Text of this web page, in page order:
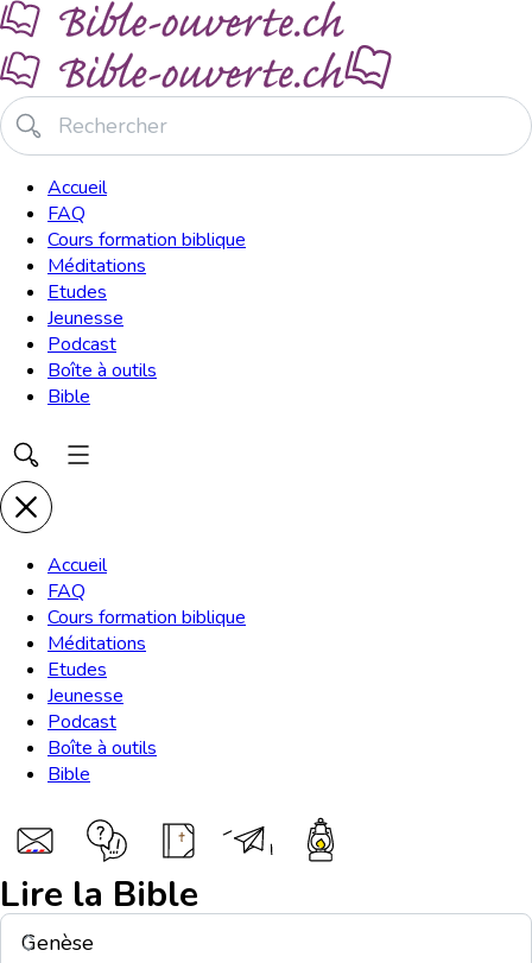
Accueil
FAQ
Cours formation biblique
Méditations
Etudes
Jeunesse
Podcast
Boîte à outils
Bible
Accueil
FAQ
Cours formation biblique
Méditations
Etudes
Jeunesse
Podcast
Boîte à outils
Bible
Lire la Bible